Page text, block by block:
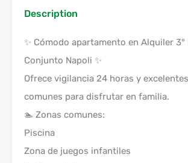
Description
✨ Cómodo apartamento en Alquiler 3°
Conjunto Napoli ✨
Ofrece vigilancia 24 horas y
comunes para disfrutar en familia.
🏊 Zonas comunes:
Piscina
Zona de juegos infantiles